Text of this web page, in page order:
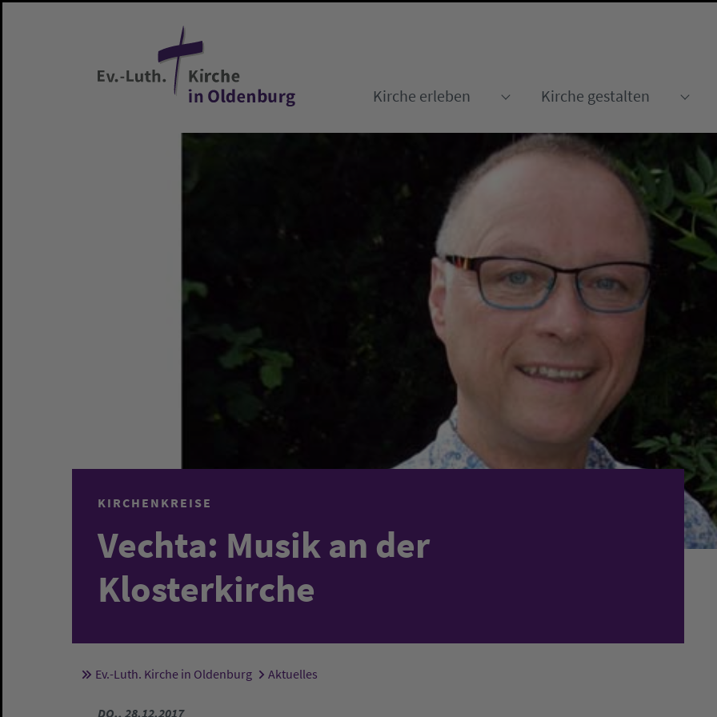
Kirche erleben
Kirche gestalten
KIRCHENKREISE
Vechta: Musik an der
Klosterkirche
Sie sind hier:
Ev.-Luth. Kirche in Oldenburg Aktuelles
DO., 28.12.2017